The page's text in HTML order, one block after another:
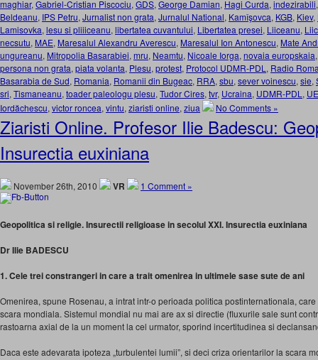
maghiar, Gabriel-Cristian Piscociu, GDS, George Damian, Hagi Curda, indezirabili
Beldeanu, IPS Petru, Jurnalist non grata, Jurnalul National, Kamîşovca, KGB, Kiev,
Lamisovka, lesu si pliiiceanu, libertatea cuvantului, Libertatea presei, Liiceanu,
necsutu, MAE, Maresalul Alexandru Averescu, Maresalul Ion Antonescu, Mate
ungureanu, Mitropolia Basarabiei, mru, Neamtu, Nicoale Iorga, novaia europskaia
persona non grata, piata volanta, Plesu, protest, Protocol UDMR-PDL , Radio
Basarabia de Sud, Romania, Romanii din Bugeac, RRA, sbu, sever voinescu, sie,
sri, Tismaneanu, toader paleologu plesu, Tudor Cires, tvr, Ucraina, UDMR-PDL , UE
Iordăchescu, victor roncea, vintu, ziaristi online, ziua No Comments »
Ziaristi Online. Profesor Ilie Badescu:
Insurectia euxiniana
November 26th, 2010 VR 1 Comment »
Geopolitica si religie. Insurectii religioase in secolul XXI. Insurectia euxiniana
Dr Ilie BADESCU
1. Cele trei constrangeri in care a trait omenirea in ultimele sase sute de ani
Omenirea, spune Rosenau, a intrat intr-o perioada politica postinternationala,
scara mondiala. Sistemul mondial nu mai are ax si directie (fluxurile sale sunt
rastoarna axial de la un moment la cel urmator, sporind incertitudinea si
Daca este adevarata ipoteza „turbulentei lumii”, si deci criza orientarilor la scara